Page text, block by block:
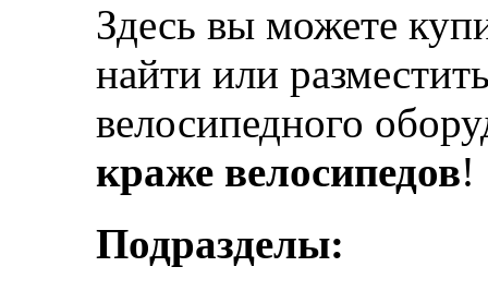
Здесь вы можете
найти или
велосипедного
краже велосипедов!
Подразделы: